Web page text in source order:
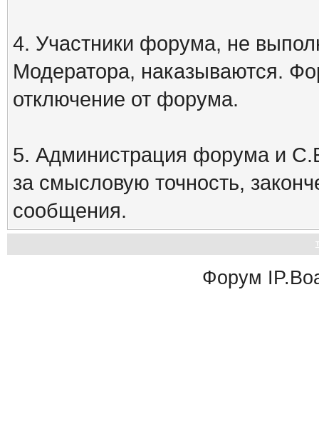
4. Участники форума, не
Модератора, наказываются.
отключение от форума.
5. Администрация форума и
за смысловую точность,
сообщения.
Форум